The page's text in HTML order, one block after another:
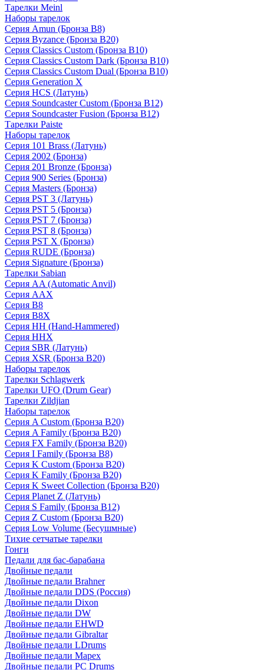
Тарелки Meinl
Наборы тарелок
Серия Amun (Бронза B8)
Серия Byzance (Бронза B20)
Серия Classics Custom (Бронза B10)
Серия Classics Custom Dark (Бронза B10)
Серия Classics Custom Dual (Бронза B10)
Серия Generation X
Серия HCS (Латунь)
Серия Soundcaster Custom (Бронза B12)
Серия Soundcaster Fusion (Бронза B12)
Тарелки Paiste
Наборы тарелок
Серия 101 Brass (Латунь)
Серия 2002 (Бронза)
Серия 201 Bronze (Бронза)
Серия 900 Series (Бронза)
Серия Masters (Бронза)
Серия PST 3 (Латунь)
Серия PST 5 (Бронза)
Серия PST 7 (Бронза)
Серия PST 8 (Бронза)
Серия PST X (Бронза)
Серия RUDE (Бронза)
Серия Signature (Бронза)
Тарелки Sabian
Серия AA (Automatic Anvil)
Серия AAX
Серия B8
Серия B8X
Серия HH (Hand-Hammered)
Серия HHX
Серия SBR (Латунь)
Серия XSR (Бронза B20)
Наборы тарелок
Тарелки Schlagwerk
Тарелки UFO (Drum Gear)
Тарелки Zildjian
Наборы тарелок
Серия A Custom (Бронза B20)
Серия A Family (Бронза B20)
Серия FX Family (Бронза B20)
Серия I Family (Бронза B8)
Серия K Custom (Бронза B20)
Серия K Family (Бронза B20)
Серия K Sweet Collection (Бронза B20)
Серия Planet Z (Латунь)
Серия S Family (Бронза B12)
Серия Z Custom (Бронза B20)
Серия Low Volume (Бесушмные)
Тихие сетчатые тарелки
Гонги
Педали для бас-барабана
Двойные педали
Двойные педали Brahner
Двойные педали DDS (Россия)
Двойные педали Dixon
Двойные педали DW
Двойные педали EHWD
Двойные педали Gibraltar
Двойные педали LDrums
Двойные педали Mapex
Двойные педали PC Drums